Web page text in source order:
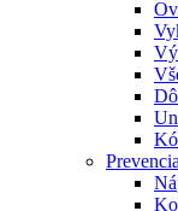
Prevencia